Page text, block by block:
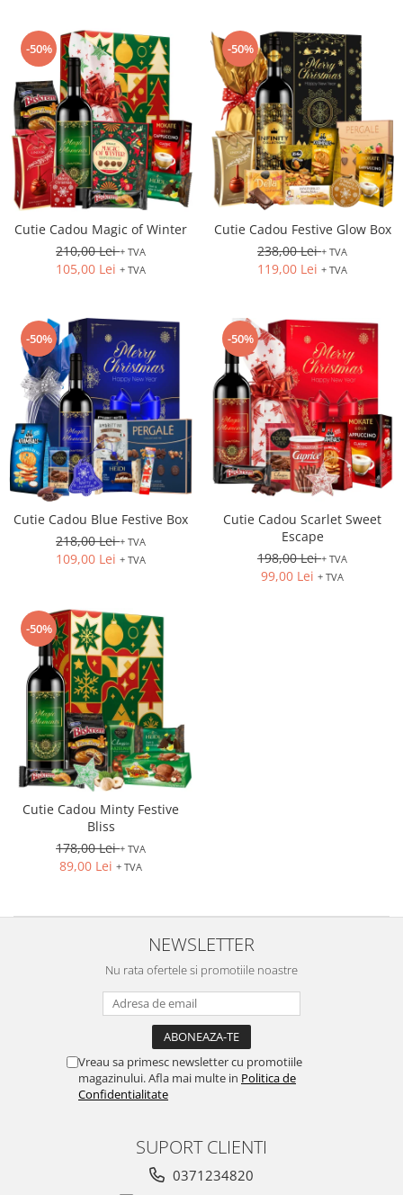
-50%
Cutie Cadou Magic of Winter
210,00 Lei+ TVA
105,00 Lei + TVA
-50%
Cutie Cadou Festive Glow Box
238,00 Lei+ TVA
119,00 Lei + TVA
-50%
Cutie Cadou Blue Festive Box
218,00 Lei+ TVA
109,00 Lei + TVA
-50%
Cutie Cadou Scarlet Sweet
Escape
198,00 Lei+ TVA
99,00 Lei + TVA
-50%
Cutie Cadou Minty Festive
Bliss
178,00 Lei+ TVA
89,00 Lei + TVA
NEWSLETTER
Nu rata ofertele si promotiile noastre
Vreau sa primesc newsletter cu promotiile
magazinului. Afla mai multe in Politica de
Confidentialitate
SUPORT CLIENTI
0371234820